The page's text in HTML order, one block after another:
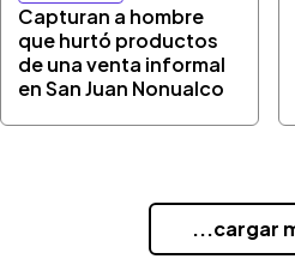
Capturan a hombre
que hurtó productos
de una venta informal
en San Juan Nonualco
...cargar